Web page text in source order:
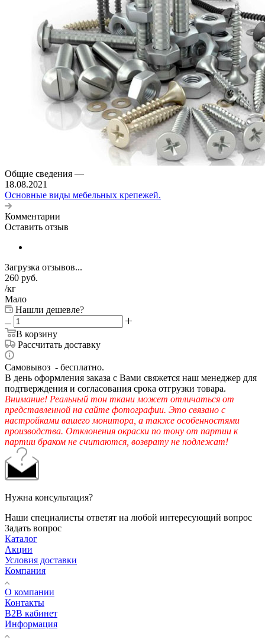
Общие сведения —
18.08.2021
Основные виды мебельных крепежей.
Комментарии
Оставить отзыв
Загрузка отзывов...
260 руб.
/кг
Мало
Нашли дешевле?
В корзину
Рассчитать доставку
Самовывоз - бесплатно.
В день оформления заказа с Вами свяжется наш менеджер для
подтверждения и согласования срока отгрузки товара.
Внимание! Реальный тон ткани может отличаться от
представленной на сайте фотографии. Это связано с
настройками вашего монитора, а также особенностями
производства. Отклонения окраски по тону от партии к
партии браком не считаются, возврату не подлежат!
Нужна консультация?
Наши специалисты ответят на любой интересующий вопрос
Задать вопрос
Каталог
Акции
Условия доставки
Компания
О компании
Контакты
B2B кабинет
Информация